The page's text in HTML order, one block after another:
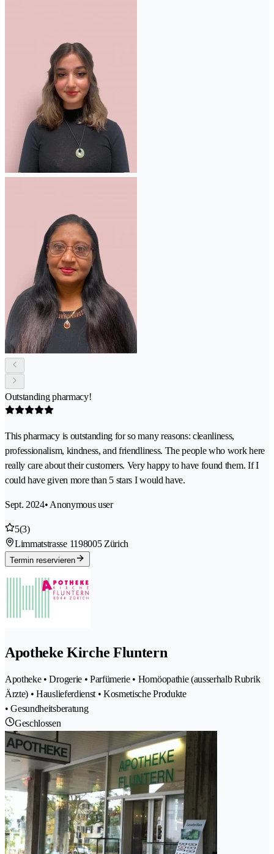
Outstanding pharmacy!
This pharmacy is outstanding for so many reasons: cleanliness,
professionalism, kindness, and friendliness. The people who work here
really care about their customers. Very happy to have found them. If I
could have given more than 5 stars I would have.
Sept. 2024• Anonymous user
5(3)
Limmatstrasse 1198005 Zürich
Termin reservieren
Apotheke Kirche Fluntern
Apotheke • Drogerie • Parfümerie • Homöopathie (ausserhalb Rubrik
Ärzte) • Hauslieferdienst • Kosmetische Produkte
• Gesundheitsberatung
Geschlossen